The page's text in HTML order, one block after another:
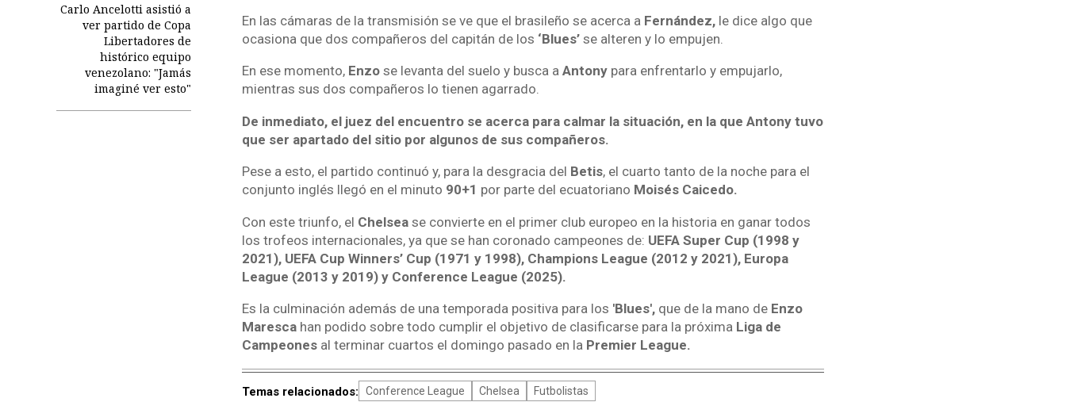
Carlo Ancelotti asistió a
ver partido de Copa
Libertadores de
histórico equipo
venezolano: "Jamás
imaginé ver esto"
En las cámaras de la transmisión se ve que el brasileño se acerca a Fernández,le dice algo que
ocasiona que dos compañeros del capitán de los ‘Blues’se alteren y lo empujen.
En ese momento, Enzose levanta del suelo y busca aAntonypara enfrentarlo y empujarlo,
mientras sus dos compañeros lo tienen agarrado.
De inmediato, el juez del encuentro se acerca para calmar la situación, en la que Antony tuvo
que ser apartado del sitio por algunos de sus compañeros.
Pese a esto, el partido continuó y, para la desgracia del Betis, el cuarto tanto de la noche para el
conjunto inglés llegó en el minuto 90+1 por parte del ecuatoriano Moisés Caicedo.
Con este triunfo, el Chelsease convierte en el primer club europeo en la historia en ganar todos
los trofeos internacionales, ya que se han coronado campeones de: UEFA Super Cup (1998 y
2021), UEFA Cup Winners’ Cup (1971 y 1998), Champions League (2012 y 2021), Europa
League (2013 y 2019) y Conference League (2025).
Es la culminación además de una temporada positiva para los 'Blues',que de la mano deEnzo
Marescahan podido sobre todo cumplir el objetivo de clasificarse para la próximaLiga de
Campeonesal terminar cuartos el domingo pasado en la Premier League.
Temas relacionados: Conference League Chelsea Futbolistas